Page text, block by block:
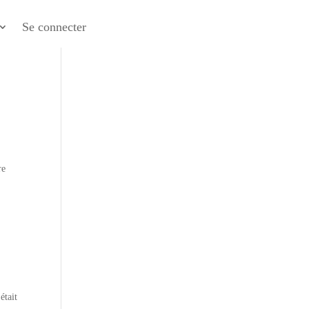
Se connecter